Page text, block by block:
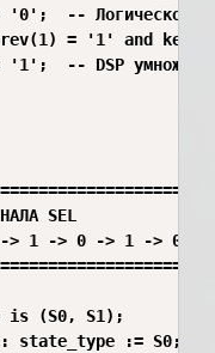
'0';  -- Логическое
= '1' and
'1';  -- DSP
SEL
> 1 -> 0 -> 1 -> 0
is (S0, S1);
state_type := S0;